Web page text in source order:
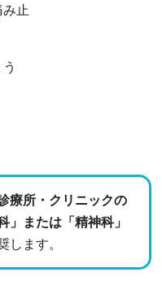
止
療所・クリニックの
」または「精神科」
します。